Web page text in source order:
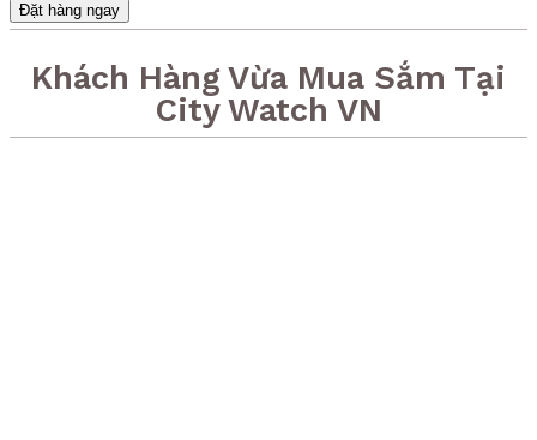
Đặt hàng ngay
Khách Hàng Vừa Mua Sắm Tại
City Watch VN